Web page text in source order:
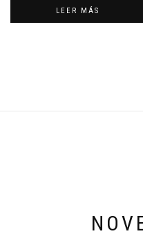
LEER MÁS